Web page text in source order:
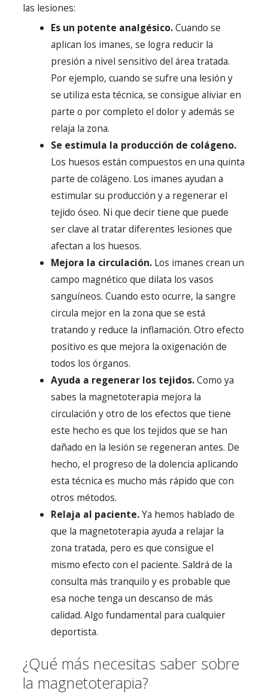
las lesiones:
Es un potente analgésico.Cuando se
aplican los imanes, se logra reducir la
presión a nivel sensitivo del área tratada.
Por ejemplo, cuando se sufre una lesión y
se utiliza esta técnica, se consigue aliviar en
parte o por completo el dolor y además se
relaja la zona.
Se estimula la producción de colágeno.
Los huesos están compuestos en una quinta
parte de colágeno. Los imanes ayudan a
estimular su producción y a regenerar el
tejido óseo. Ni que decir tiene que puede
ser clave al tratar diferentes lesiones que
afectan a los huesos.
Mejora la circulación.Los imanes crean un
campo magnético que dilata los vasos
sanguíneos. Cuando esto ocurre, la sangre
circula mejor en la zona que se está
tratando y reduce la inflamación. Otro efecto
positivo es que mejora la oxigenación de
todos los órganos.
Ayuda a regenerar los tejidos.Como ya
sabes la magnetoterapia mejora la
circulación y otro de los efectos que tiene
este hecho es que los tejidos que se han
dañado en la lesión se regeneran antes. De
hecho, el progreso de la dolencia aplicando
esta técnica es mucho más rápido que con
otros métodos.
Relaja al paciente.Ya hemos hablado de
que la magnetoterapia ayuda a relajar la
zona tratada, pero es que consigue el
mismo efecto con el paciente. Saldrá de la
consulta más tranquilo y es probable que
esa noche tenga un descanso de más
calidad. Algo fundamental para cualquier
deportista.
¿Qué más necesitas saber sobre
la magnetoterapia?